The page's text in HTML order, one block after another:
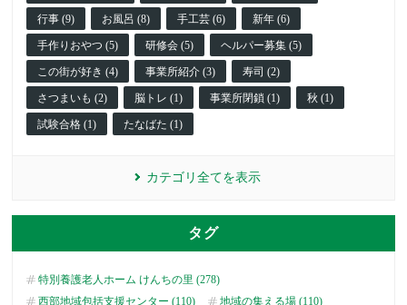
行事 (9) お風呂 (8) 手工芸 (6) 新年 (6)
手作りおやつ (5) 研修会 (5) ヘルパー募集 (5)
この街が好き (4) 事業所紹介 (3) 寿司 (2)
さつまいも (2) 脳トレ (1) 事業所閉鎖 (1) 秋 (1)
試験合格 (1) たなばた (1)
カテゴリ全てを表示
タグ
特別養護老人ホーム けんちの里 (278)
西部地域包括支援センター (110)
地域の集える場 (110)